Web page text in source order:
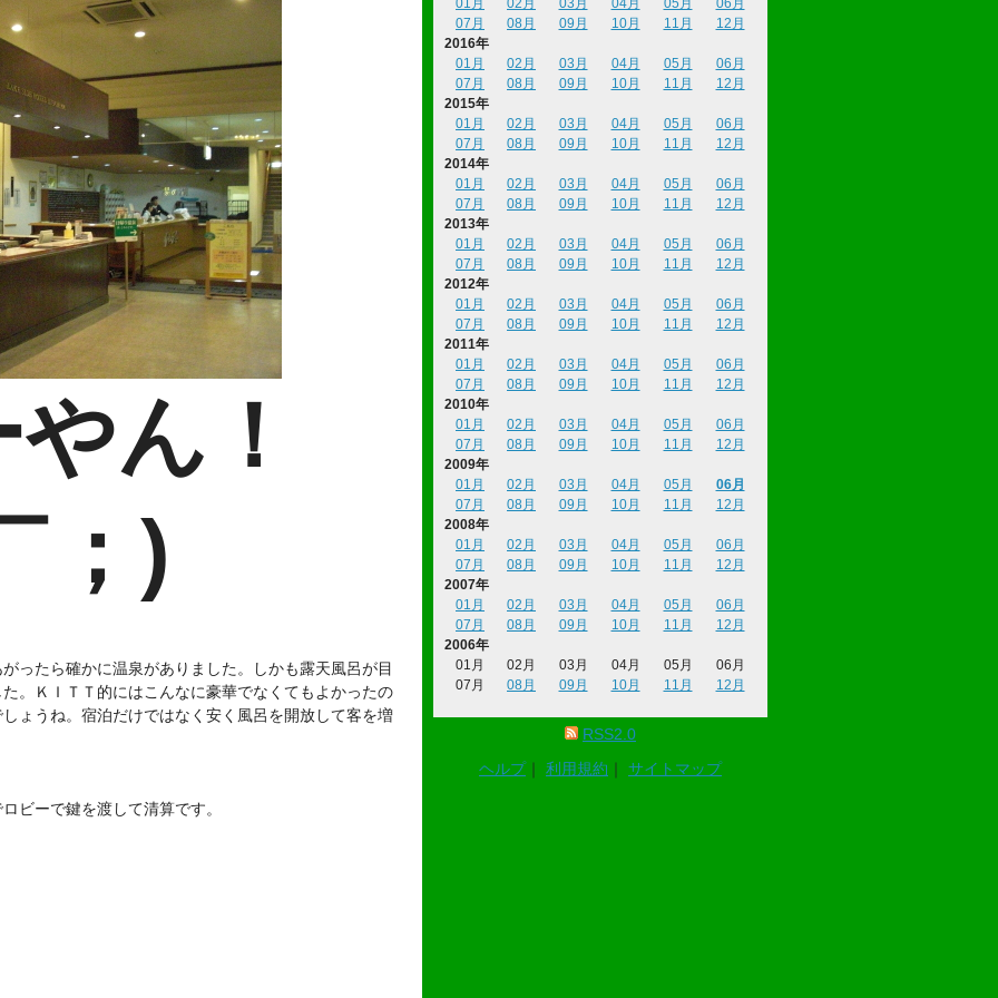
ん！
；)
ったら確かに温泉がありました。しかも露天風呂が目
。ＫＩＴＴ的にはこんなに豪華でなくてもよかったの
ょうね。宿泊だけではなく安く風呂を開放して客を増
ビーで鍵を渡して清算です。
07月
08月 09月 10月 11月
12月
2016年
01月
02月 03月 04月 05月
06月
07月
08月 09月 10月 11月
12月
2015年
01月
02月 03月 04月 05月
06月
07月
08月 09月 10月 11月
12月
2014年
01月
02月 03月 04月 05月
06月
07月
08月 09月 10月 11月
12月
2013年
01月
02月 03月 04月 05月
06月
07月
08月 09月 10月 11月
12月
2012年
01月
02月 03月 04月 05月
06月
07月
08月 09月 10月 11月
12月
2011年
01月
02月 03月 04月 05月
06月
07月
08月 09月 10月 11月
12月
2010年
01月
02月 03月 04月 05月
06月
07月
08月 09月 10月 11月
12月
2009年
01月
02月 03月 04月 05月
06月
07月
08月 09月 10月 11月
12月
2008年
01月
02月 03月 04月 05月
06月
07月
08月 09月 10月 11月
12月
2007年
01月
02月 03月 04月 05月
06月
07月
08月 09月 10月 11月
12月
2006年
01月
02月 03月 04月 05月
06月
07月
08月 09月 10月 11月 12月
RSS2.0
ヘルプ｜ 利用規約 ｜ サイトマップ